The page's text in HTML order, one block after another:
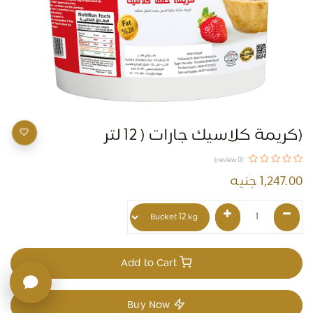
(كريمة كلاسيك جارات ( 12 لتر
(0 review)
1,247.00جنيه
Add to Cart